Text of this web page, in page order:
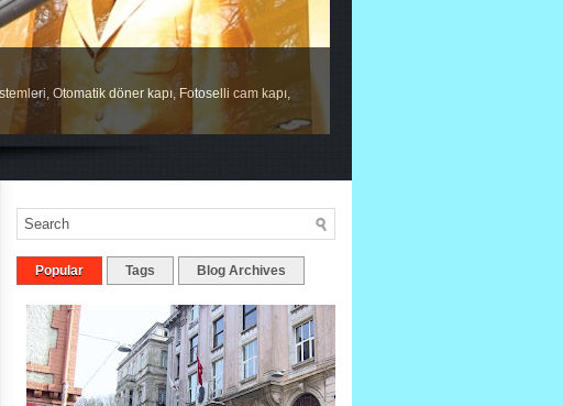
Otomatik döner kapı, Fotoselli cam kapı,
Popular Tags Blog Archives